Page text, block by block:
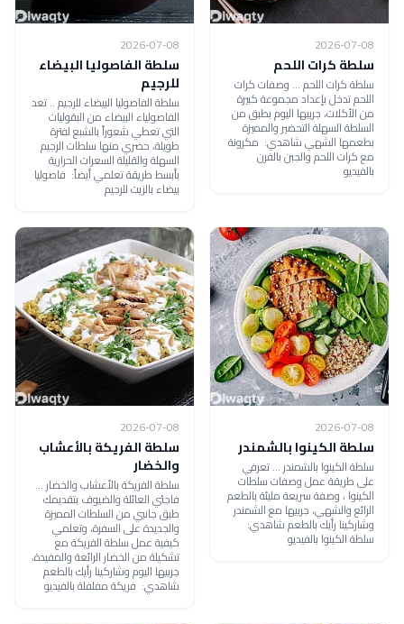
2026-07-08
سلطة كرات اللحم
سلطة كرات اللحم ... وصفات كرات
اللحم تدخل بإعداد مجموعة كبيرة
من الأكلات، جربيها اليوم بطبق من
السلطة السهلة التحضير والمميزة
بطعمها الشهي شاهدي: مكرونة
مع كرات اللحم والجبن بالفرن
بالفيديو
2026-07-08
سلطة الفاصوليا البيضاء
للرجيم
سلطة الفاصوليا البيضاء للرجيم .. تعد
الفاصولياء البيضاء من البقوليات
التي تعطي شعوراً بالشبع لفترة
طويلة، حضري منها سلطات الرجيم
السهلة والقليلة السعرات الحرارية
بأبسط طريقة تعلمي أيضاً: فاصوليا
بيضاء بالزيت للرجيم
2026-07-08
سلطة الكينوا بالشمندر
سلطة الكينوا بالشمندر ... تعرفي
على طريقة عمل وصفات سلطات
الكينوا ، وصفة سريعة مليئة بالطعم
الرائع والشهي، جربيها مع الشمندر
وشاركينا رأيك بالطعم شاهدي:
سلطة الكينوا بالفيديو
2026-07-08
سلطة الفريكة بالأعشاب
والخضار
سلطة الفريكة بالأعشاب والخضار ...
فاجئي العائلة والضيوف بتقديمك
طبق جانبي من السلطات المميزة
والجديدة على السفرة، وتعلمي
كيفية عمل سلطة الفريكة مع
تشكيلة من الخضار الرائعة والمفيدة،
جربيها اليوم وشاركينا رأيك بالطعم
شاهدي: فريكة مفلفلة بالفيديو